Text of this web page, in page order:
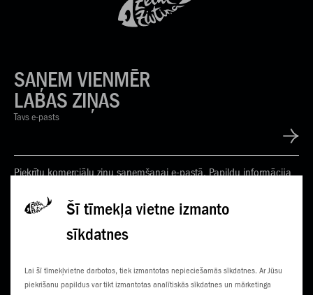
Šī tīmekļa vietne izmanto
sīkdatnes
Lai šī tīmekļvietne darbotos, tiek izmantotas nepieciešamās sīkdatnes. Ar Jūsu
piekrišanu papildus var tikt izmantotas analītiskās sīkdatnes un mārketinga
SAŅEM VIENMĒR
LABAS ZIŅAS
Tavs e-pasts
Piekrītu komerciālu ziņu saņemšanai e-pastā. Papildu informācija
KLIENTU CENTRI
ČEMPIONĀTS